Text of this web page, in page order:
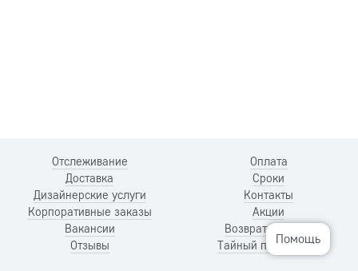
Помощь
Отслеживание
Доставка
Оплата
Сроки
Дизайнерские услуги
Корпоративные заказы
Контакты
Акции
Вакансии
Отзывы
Возврат и обмен
Тайный покупатель